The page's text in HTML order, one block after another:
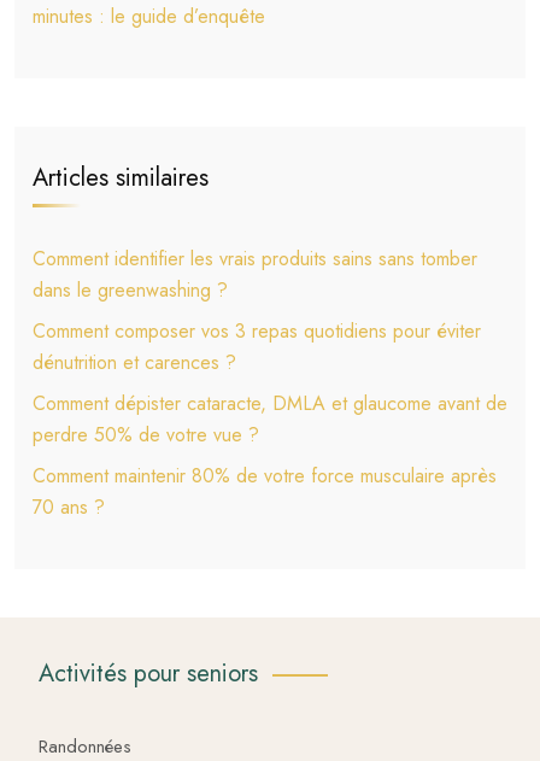
minutes : le guide d’enquête
Articles similaires
Comment identifier les vrais produits sains sans tomber
dans le greenwashing ?
Comment composer vos 3 repas quotidiens pour éviter
dénutrition et carences ?
Comment dépister cataracte, DMLA et glaucome avant de
perdre 50% de votre vue ?
Comment maintenir 80% de votre force musculaire après
70 ans ?
Activités pour seniors
Randonnées